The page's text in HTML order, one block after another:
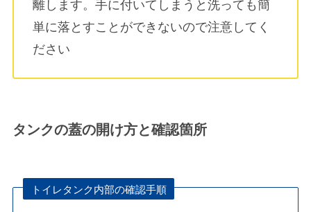
離します。手に付いてしまうと洗っても簡
単に落とすことができないので注意してく
ださい
タンクの蓋の開け方と確認箇所
トイレタンク内部の確認手順